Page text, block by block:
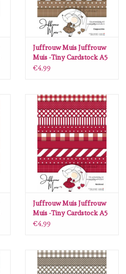
Juffrouw Muis Juffrouw
Muis -Tiny Cardstock A5
- Cappucino
€4,99
Juffrouw Muis Juffrouw
Muis -Tiny Cardstock A5
- Kerstrood
€4,99